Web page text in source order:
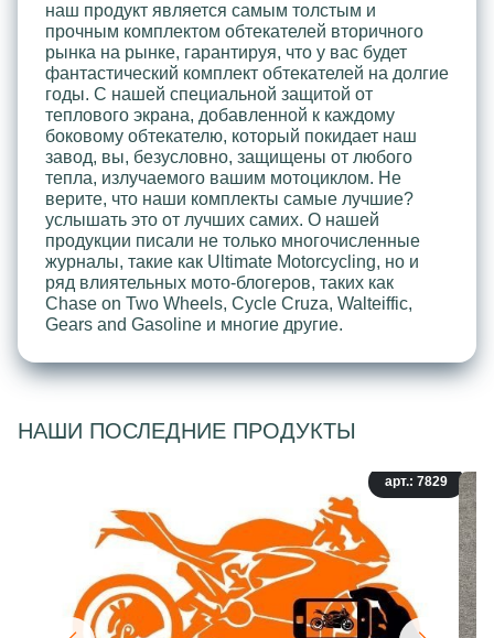
наш продукт является самым толстым и
прочным комплектом обтекателей вторичного
рынка на рынке, гарантируя, что у вас будет
фантастический комплект обтекателей на долгие
годы. С нашей специальной защитой от
теплового экрана, добавленной к каждому
боковому обтекателю, который покидает наш
завод, вы, безусловно, защищены от любого
тепла, излучаемого вашим мотоциклом. Не
верите, что наши комплекты самые лучшие?
услышать это от лучших самих. О нашей
продукции писали не только многочисленные
журналы, такие как Ultimate Motorcycling, но и
ряд влиятельных мото-блогеров, таких как
Chase on Two Wheels, Cycle Cruza, Walteiffic,
Gears and Gasoline и многие другие.
НАШИ ПОСЛЕДНИЕ ПРОДУКТЫ
арт.: 7829